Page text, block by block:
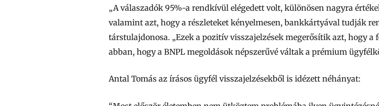
„A válaszadók 95%-a rendkívül elégedett volt, különösen nagyra
valamint azt, hogy a részleteket kényelmesen, bankkártyával tudják
társtulajdonosa. „Ezek a pozitív visszajelzések megerősítik azt, hogy
abban, hogy a BNPL megoldások népszerűvé váltak a prémium
Antal Tomás az írásos ügyfél visszajelzésekből is idézett néhányat: